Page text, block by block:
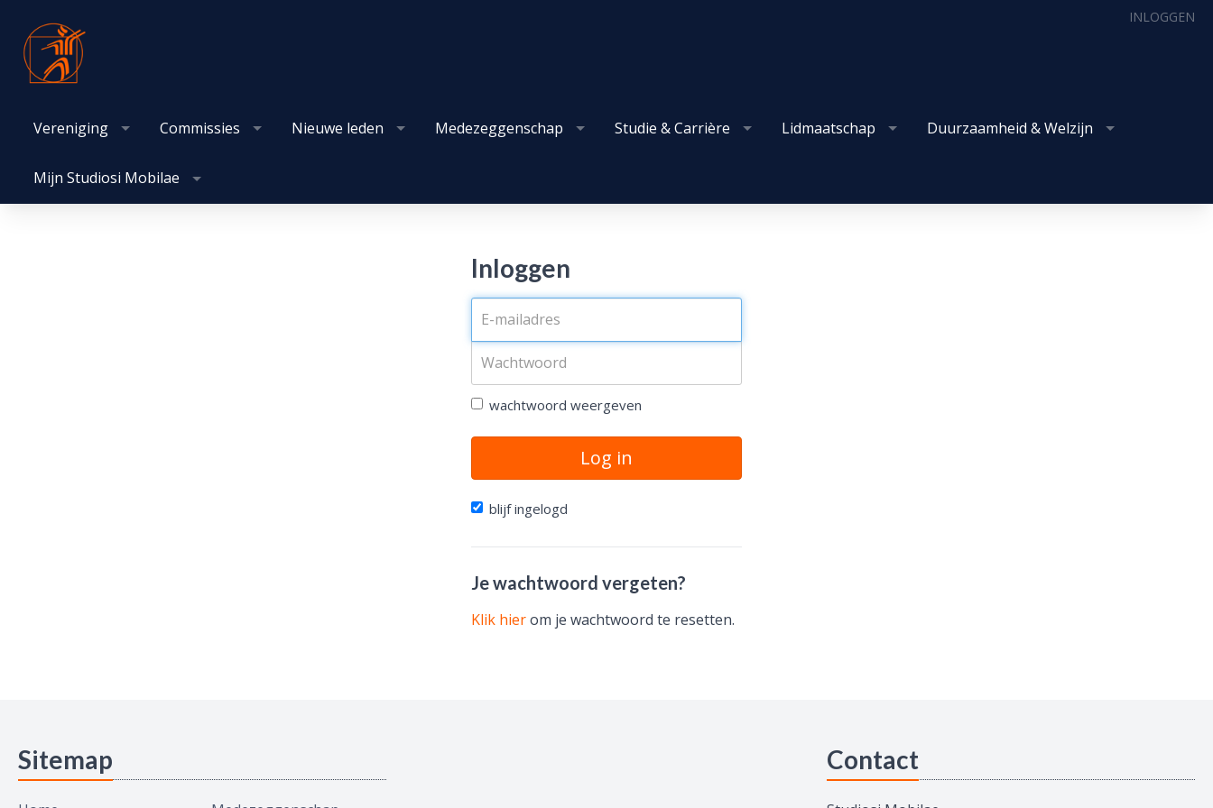
INLOGGEN
Vereniging Commissies Nieuwe leden Medezeggenschap Studie & Carrière Lidmaatschap Duurzaamheid & Welzijn
Mijn Studiosi Mobilae
Inloggen
wachtwoord weergeven
Log in
blijf ingelogd
Je wachtwoord vergeten?
Klik hierom je wachtwoord te resetten.
Sitemap Contact